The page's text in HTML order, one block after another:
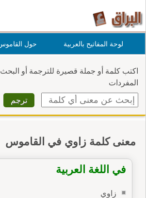
لوحة المفاتيح بالعربية حول
اكتب كلمة أو جملة قصيرة للترجمة أو
المفردات
معنى كلمة زاوي في القاموس
في اللغة العربية
زاوي